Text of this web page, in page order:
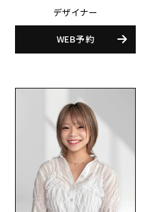
デザイナー
WEB予約